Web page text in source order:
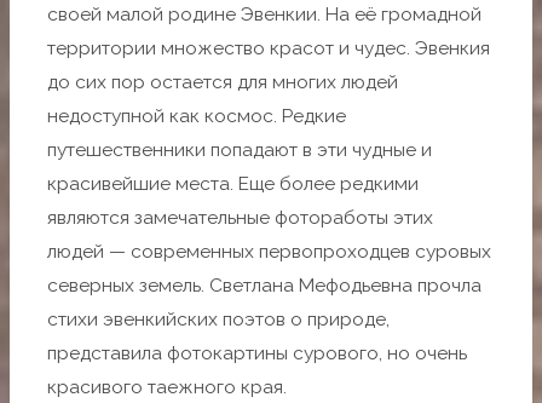
своей малой родине Эвенкии. На её громадной
территории множество красот и чудес. Эвенкия
до сих пор остается для многих людей
недоступной как космос. Редкие
путешественники попадают в эти чудные и
красивейшие места. Еще более редкими
являются замечательные фотоработы этих
людей — современных первопроходцев суровых
северных земель. Светлана Мефодьевна прочла
стихи эвенкийских поэтов о природе,
представила фотокартины сурового, но очень
красивого таежного края.